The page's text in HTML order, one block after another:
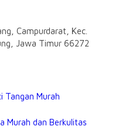
Campurdarat, Kec.
Jawa Timur 66272
Tangan Murah
Murah dan Berkulitas